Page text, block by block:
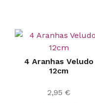
4 Aranhas Veludo
12cm
2,95 €